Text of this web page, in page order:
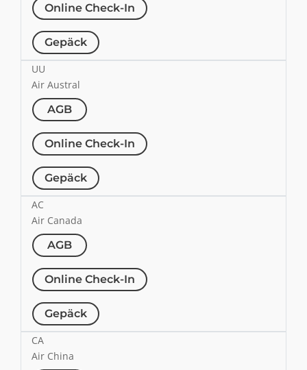
Online Check-In
Gepäck
UU
Air Austral
AGB
Online Check-In
Gepäck
AC
Air Canada
AGB
Online Check-In
Gepäck
CA
Air China